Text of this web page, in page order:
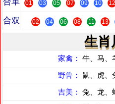
合单 01 03 05 07 09 10 12
合双 02 04 06 08 11 13
生肖
家禽： 牛、马、
野兽： 鼠、虎、
吉美： 兔、龙、